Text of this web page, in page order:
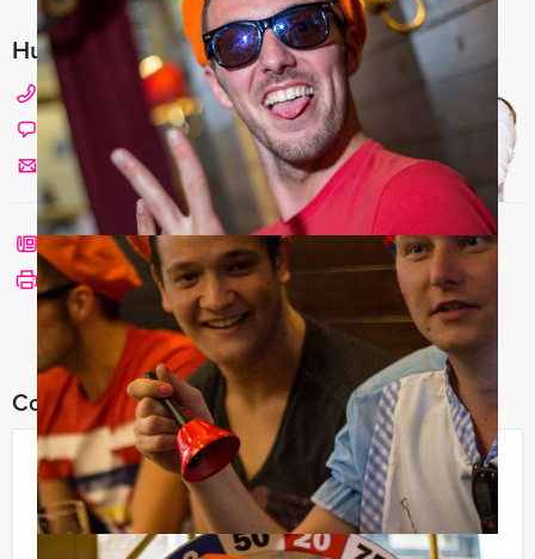
Hulp nodig bij het kiezen?
020 427 29 09
Chat met Angela
Stuur ons een mailtje
Bel mij terug
Bekijk printbare versie
Combineer dit uitje met:
Ik Hou van Holland Dinerspel in
Amsterdam
Vanaf€ 64,50 p.p. excl. BTW
Vanaf 12 personen ‐ 4 uur